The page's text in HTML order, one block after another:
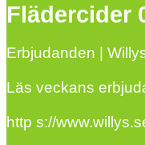
Flädercider
Erbjudanden |
Läs veckans
http s://